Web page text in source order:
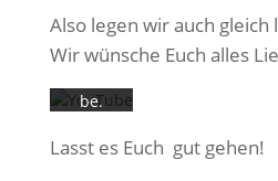
Also legen wir auch
Wir wünsche Euch alles
rkläru
ng von
be.
erfahr
Lasst es Euch gut gehen!